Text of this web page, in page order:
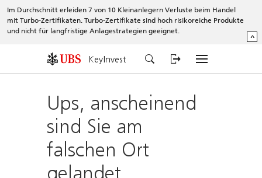
Im Durchschnitt erleiden 7 von 10 Kleinanlegern Verluste beim Handel
mit Turbo-Zertifikaten. Turbo-Zertifikate sind hoch risikoreiche Produkte
und nicht für langfristige Anlagestrategien geeignet.
^
KeyInvest
Ups, anscheinend
sind Sie am
falschen Ort
gelandet